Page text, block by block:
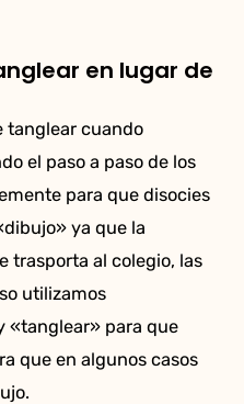
en lugar de
tanglear cuando
el paso a paso de los
para que disocies
ya que la
trasporta al colegio, las
utilizamos
«tanglear» para que
que en algunos casos